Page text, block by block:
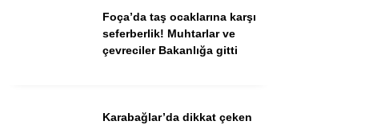
Dünya
Foça’da taş ocaklarına karşı
seferberlik! Muhtarlar ve
çevreciler Bakanlığa gitti
Karabağlar’da dikkat çeken